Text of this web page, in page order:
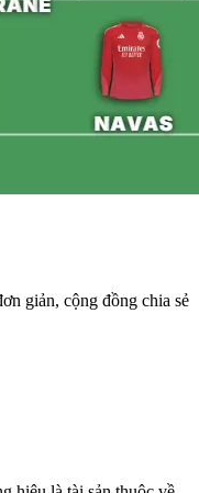
giản, cộng đồng chia sẻ